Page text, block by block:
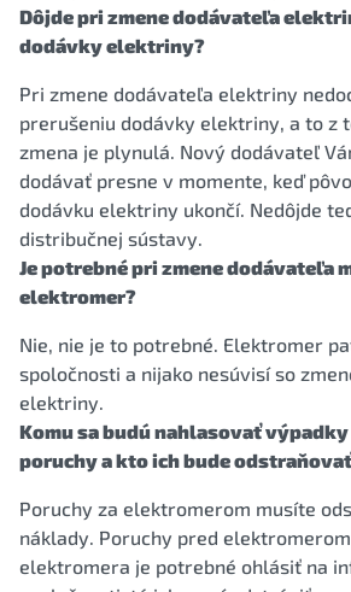
Dôjde pri zmene dodávateľa
dodávky elektriny?
Pri zmene dodávateľa elektriny
prerušeniu dodávky elektriny, a to z
zmena je plynulá. Nový dodávateľ
dodávať presne v momente, keď
dodávku elektriny ukončí. Nedôjde
distribučnej sústavy.
Je potrebné pri zmene dodávateľa
elektromer?
Nie, nie je to potrebné. Elektromer
spoločnosti a nijako nesúvisí so
elektriny.
Komu sa budú nahlasovať
poruchy a kto ich bude
Poruchy za elektromerom musíte
náklady. Poruchy pred
elektromera je potrebné ohlásiť na